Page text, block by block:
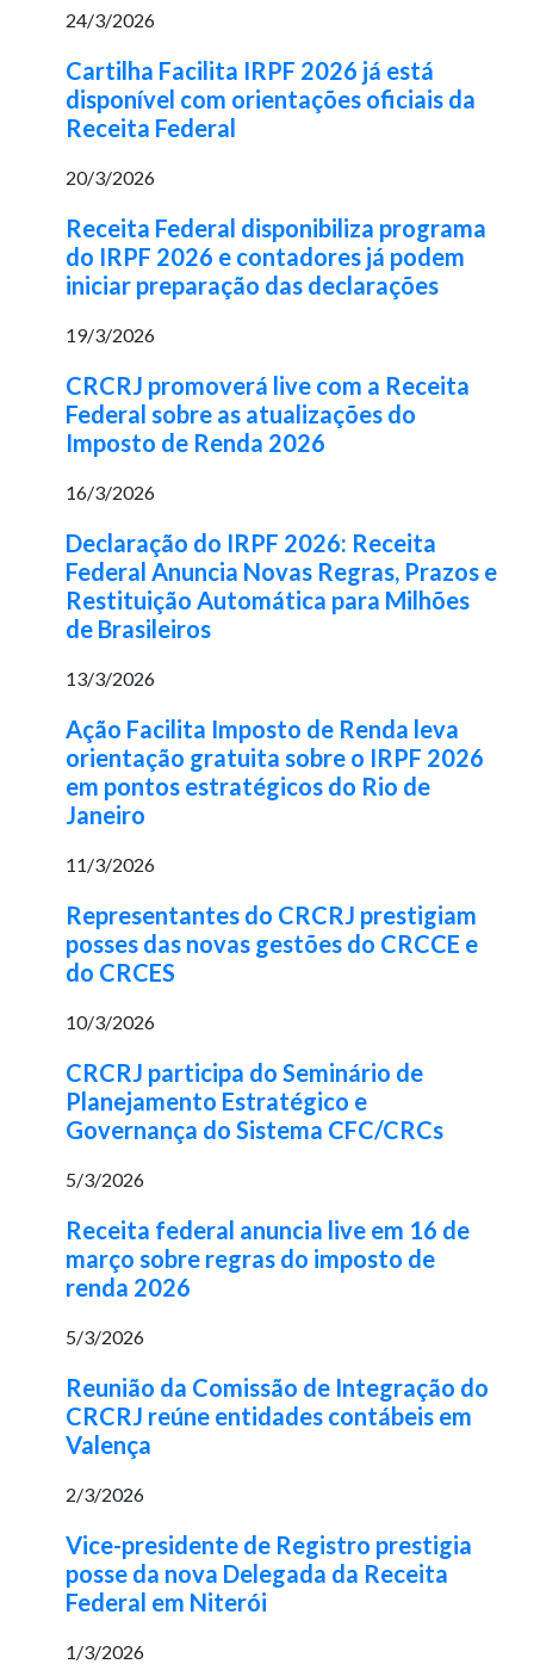
24/3/2026
Cartilha Facilita IRPF 2026 já está
disponível com orientações oficiais da
Receita Federal
20/3/2026
Receita Federal disponibiliza programa
do IRPF 2026 e contadores já podem
iniciar preparação das declarações
19/3/2026
CRCRJ promoverá live com a Receita
Federal sobre as atualizações do
Imposto de Renda 2026
16/3/2026
Declaração do IRPF 2026: Receita
Federal Anuncia Novas Regras, Prazos e
Restituição Automática para Milhões
de Brasileiros
13/3/2026
Ação Facilita Imposto de Renda leva
orientação gratuita sobre o IRPF 2026
em pontos estratégicos do Rio de
Janeiro
11/3/2026
Representantes do CRCRJ prestigiam
posses das novas gestões do CRCCE e
do CRCES
10/3/2026
CRCRJ participa do Seminário de
Planejamento Estratégico e
Governança do Sistema CFC/CRCs
5/3/2026
Receita federal anuncia live em 16 de
março sobre regras do imposto de
renda 2026
5/3/2026
Reunião da Comissão de Integração do
CRCRJ reúne entidades contábeis em
Valença
2/3/2026
Vice-presidente de Registro prestigia
posse da nova Delegada da Receita
Federal em Niterói
1/3/2026